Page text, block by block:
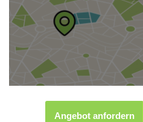
Angebot anfordern